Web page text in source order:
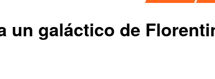
un galáctico de